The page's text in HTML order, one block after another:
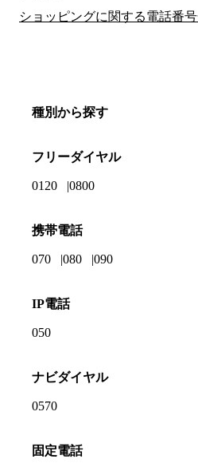
ショッピングに関する電話番
種別から探す
フリーダイヤル
0120 0800
携帯電話
070 080 090
IP電話
050
ナビダイヤル
0570
固定電話